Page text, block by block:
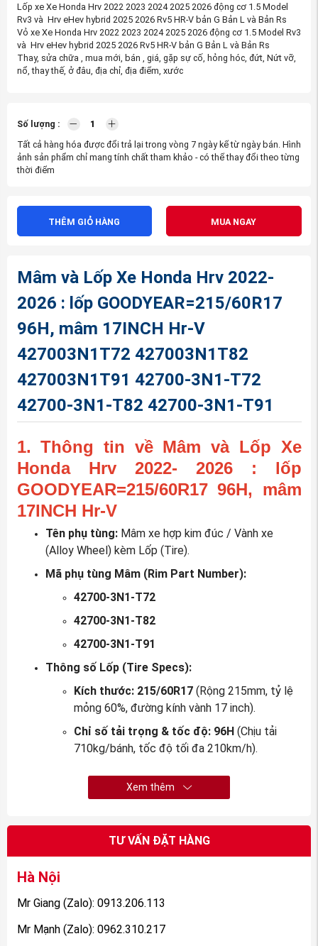
Lốp xe Xe Honda Hrv 2022 2023 2024 2025 2026 động cơ 1.5 Model
Rv3 và Hrv eHev hybrid 2025 2026 Rv5 HR-V bản G Bản L và Bản Rs
Vỏ xe Xe Honda Hrv 2022 2023 2024 2025 2026 động cơ 1.5 Model Rv3
và Hrv eHev hybrid 2025 2026 Rv5 HR-V bản G Bản L và Bản Rs
Thay, sửa chữa , mua mới, bán , giá, gặp sự cố, hỏng hóc, đứt, Nứt vỡ,
nổ, thay thế, ở đâu, địa chỉ, địa điểm, xước
Số lượng :
Tất cả hàng hóa được đổi trả lại trong vòng 7 ngày kể từ ngày bán. Hình
ảnh sản phẩm chỉ mang tính chất tham khảo - có thể thay đổi theo từng
thời điểm
THÊM GIỎ HÀNG MUA NGAY
Mâm và Lốp Xe Honda Hrv 2022-
2026 : lốp GOODYEAR=215/60R17
96H, mâm 17INCH Hr-V
427003N1T72 427003N1T82
427003N1T91 42700-3N1-T72
42700-3N1-T82 42700-3N1-T91
1. Thông tin về Mâm và Lốp Xe
Honda Hrv 2022- 2026 : lốp
GOODYEAR=215/60R17 96H, mâm
17INCH Hr-V
Tên phụ tùng:Mâm xe hợp kim đúc / Vành xe
(Alloy Wheel) kèm Lốp (Tire).
Mã phụ tùng Mâm (Rim Part Number):
42700-3N1-T72
42700-3N1-T82
42700-3N1-T91
Thông số Lốp (Tire Specs):
Kích thước: 215/60R17(Rộng 215mm, tỷ lệ
mỏng 60%, đường kính vành 17 inch).
Chỉ số tải trọng & tốc độ: 96H(Chịu tải
710kg/bánh, tốc độ tối đa 210km/h).
2.Khi nào cần thay thế Mâm và
Xem thêm
TƯ VẤN ĐẶT HÀNG
Hà Nội
Mr Giang (Zalo): 0913.206.113
Mr Mạnh (Zalo): 0962.310.217